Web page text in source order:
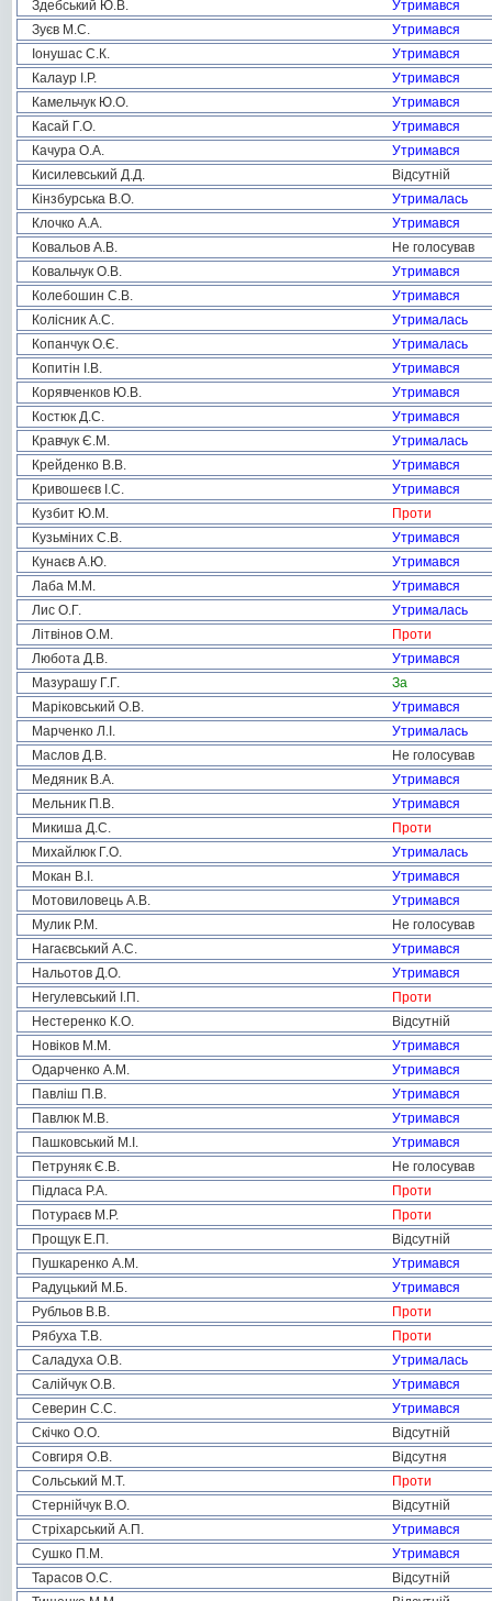
Здебський Ю.В.
Утримався
Зуєв М.С.
Утримався
Іонушас С.К.
Утримався
Калаур І.Р.
Утримався
Камельчук Ю.О.
Утримався
Касай Г.О.
Утримався
Качура О.А.
Утримався
Кисилевський Д.Д.
Відсутній
Кінзбурська В.О.
Утрималась
Клочко А.А.
Утримався
Ковальов А.В.
Не голосував
Ковальчук О.В.
Утримався
Колебошин С.В.
Утримався
Колісник А.С.
Утрималась
Копанчук О.Є.
Утрималась
Копитін І.В.
Утримався
Корявченков Ю.В.
Утримався
Костюк Д.С.
Утримався
Кравчук Є.М.
Утрималась
Крейденко В.В.
Утримався
Кривошеєв І.С.
Утримався
Кузбит Ю.М.
Проти
Кузьміних С.В.
Утримався
Кунаєв А.Ю.
Утримався
Лаба М.М.
Утримався
Лис О.Г.
Утрималась
Літвінов О.М.
Проти
Любота Д.В.
Утримався
Мазурашу Г.Г.
За
Маріковський О.В.
Утримався
Марченко Л.І.
Утрималась
Маслов Д.В.
Не голосував
Медяник В.А.
Утримався
Мельник П.В.
Утримався
Микиша Д.С.
Проти
Михайлюк Г.О.
Утрималась
Мокан В.І.
Утримався
Мотовиловець А.В.
Утримався
Мулик Р.М.
Не голосував
Нагаєвський А.С.
Утримався
Нальотов Д.О.
Утримався
Негулевський І.П.
Проти
Нестеренко К.О.
Відсутній
Новіков М.М.
Утримався
Одарченко А.М.
Утримався
Павліш П.В.
Утримався
Павлюк М.В.
Утримався
Пашковський М.І.
Утримався
Петруняк Є.В.
Не голосував
Підласа Р.А.
Проти
Потураєв М.Р.
Проти
Прощук Е.П.
Відсутній
Пушкаренко А.М.
Утримався
Радуцький М.Б.
Утримався
Рубльов В.В.
Проти
Рябуха Т.В.
Проти
Саладуха О.В.
Утрималась
Салійчук О.В.
Утримався
Северин С.С.
Утримався
Скічко О.О.
Відсутній
Совгиря О.В.
Відсутня
Сольський М.Т.
Проти
Стернійчук В.О.
Відсутній
Стріхарський А.П.
Утримався
Сушко П.М.
Утримався
Тарасов О.С.
Відсутній